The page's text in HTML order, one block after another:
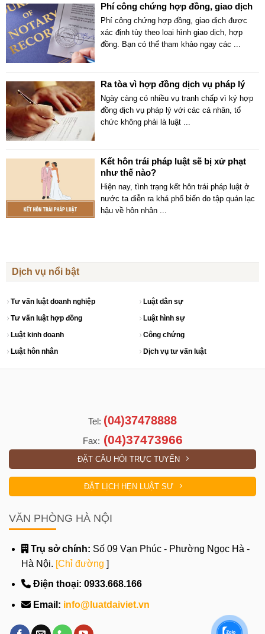
Phí công chứng hợp đồng, giao dịch
Phí công chứng hợp đồng, giao dịch được
xác định tùy theo loại hình giao dịch, hợp
đồng. Bạn có thể tham khảo ngay các
Ra tòa vì hợp đồng dịch vụ pháp lý
Ngày càng có nhiều vụ tranh chấp vì ký hợp
đồng dịch vụ pháp lý với các cá nhân, tổ
chức không phải là luật
Kết hôn trái pháp luật sẽ bị xử phạt
như thế nào?
Hiện nay, tình trạng kết hôn trái pháp luật ở
nước ta diễn ra khá phổ biến do tập quán lạc
hậu về hôn nhân ...
Dịch vụ nổi bật
Tư vấn luật doanh nghiệp
Tư vấn luật hợp đồng
Luật dân sự
Luật hình sự
Luật kinh doanh
Luật hôn nhân
Công chứng
Dịch vụ tư vấn luật
Tel: (04)37478888
Fax: (04)37473966
ĐẶT CÂU HỎI TRỰC TUYẾN
ĐẶT LỊCH HẸN LUẬT SƯ
VĂN PHÒNG HÀ NỘI
Trụ sở chính: Số 09 Vạn Phúc - Phường Ngọc Hà -
Hà Nội. [Chỉ đường ]
Điện thoại: 0933.668.166
Email: info@luatdaiviet.vn